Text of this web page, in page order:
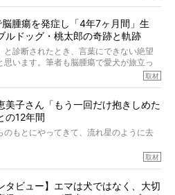
ムを覗くと、たくさんのフレブルアカウ
ていて、わが『FRENCH BULLDOG
やトーラスも、その中の一頭。
、フレブルの魅力を語っていただきまし
ぷりは、思ってた以上！ ガチ中のガチ
脳腫瘍を発症し「4年7ヶ月間」生
ルドッグ・桃太郎の奇跡と軌跡
と診断されたとき、言葉にできない絶望
思います。筆者も脳腫瘍で愛犬が旅立っ
こそ、どれほど厄介で困難な病気かを理
チブルドッグの桃太郎は9歳で脳腫瘍を発
ヶ月間も生き抜いたのです。旅立ったと
11ヶ月、レジェンド級のレジェンドでし
療後3年間は一度も発作が起きなかったと
チブルドッグだけでなく、脳腫瘍と闘う
ある佐藤さんご夫婦に、治療の選択やケ
取材
美子さん「もう一回だけ抱きしめた
の12年間
のもとにやってきて、流れ星のように去
。
取材
タビュー】エマは犬ではなく、大切